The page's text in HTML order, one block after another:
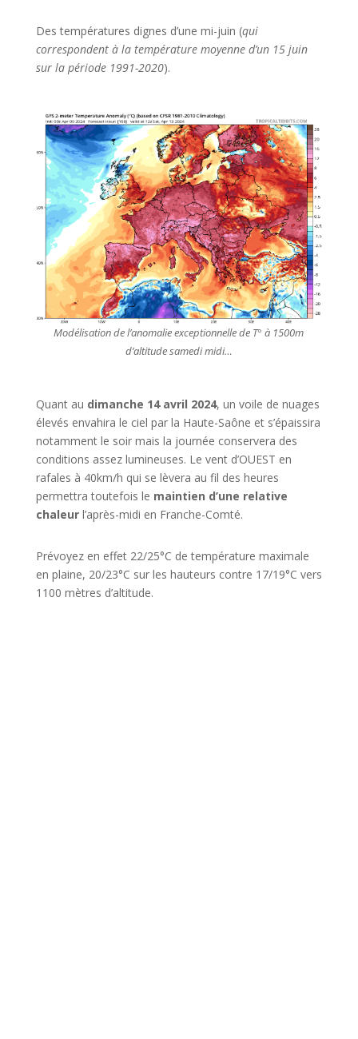
Des températures dignes d’une mi-juin (qui
correspondent à la température moyenne d’un 15 juin
sur la période 1991-2020).
Modélisation de l’anomalie exceptionnelle de T° à 1500m
d’altitude samedi midi…
Quant au dimanche 14 avril 2024, un voile de nuages
élevés envahira le ciel par la Haute-Saône et s’épaissira
notamment le soir mais la journée conservera des
conditions assez lumineuses. Le vent d’OUEST en
rafales à 40km/h qui se lèvera au fil des heures
permettra toutefois le maintien d’une relative
chaleurl’après-midi en Franche-Comté.
Prévoyez en effet 22/25°C de température maximale
en plaine, 20/23°C sur les hauteurs contre 17/19°C vers
1100 mètres d’altitude.